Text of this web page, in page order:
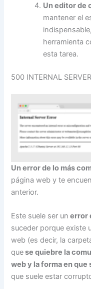
Un editor de
mantener el
herramienta
esta tarea.
500 INTERNAL
Un error de lo más
página web y te
anterior.
Este suele ser un error
suceder porque existe
web (es decir, la
quese quiebre la
web y la forma en que
que suele estar